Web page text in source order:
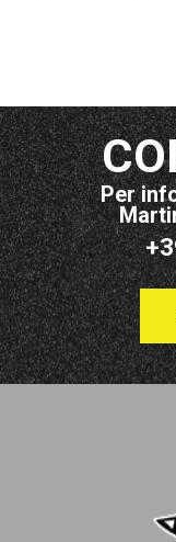
Per